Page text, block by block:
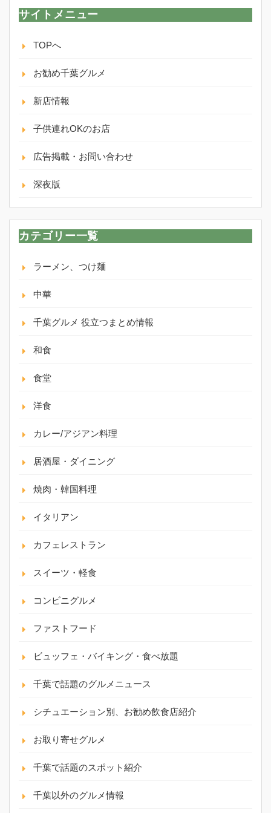
サイトメニュー
TOPへ
お勧め千葉グルメ
新店情報
子供連れOKのお店
広告掲載・お問い合わせ
深夜版
カテゴリー一覧
ラーメン、つけ麺
中華
千葉グルメ 役立つまとめ情報
和食
食堂
洋食
カレー/アジアン料理
居酒屋・ダイニング
焼肉・韓国料理
イタリアン
カフェレストラン
スイーツ・軽食
コンビニグルメ
ファストフード
ビュッフェ・バイキング・食べ放題
千葉で話題のグルメニュース
シチュエーション別、お勧め飲食店紹介
お取り寄せグルメ
千葉で話題のスポット紹介
千葉以外のグルメ情報